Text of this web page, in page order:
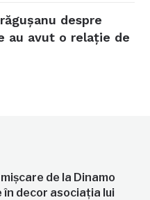
despre
au avut o relație de
de la Dinamo
decor asociația lui